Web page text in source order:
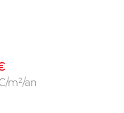
m²/an